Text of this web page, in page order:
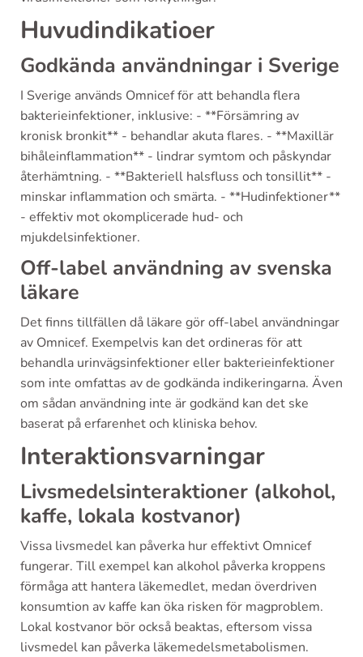
Huvudindikatioer
Godkända användningar i Sverige
I Sverige används Omnicef för att behandla flera
bakterieinfektioner, inklusive: - **Försämring av
kronisk bronkit** - behandlar akuta flares. - **Maxillär
bihåleinflammation** - lindrar symtom och påskyndar
återhämtning. - **Bakteriell halsfluss och tonsillit** -
minskar inflammation och smärta. - **Hudinfektioner**
- effektiv mot okomplicerade hud- och
mjukdelsinfektioner.
Off-label användning av svenska
läkare
Det finns tillfällen då läkare gör off-label användningar
av Omnicef. Exempelvis kan det ordineras för att
behandla urinvägsinfektioner eller bakterieinfektioner
som inte omfattas av de godkända indikeringarna. Även
om sådan användning inte är godkänd kan det ske
baserat på erfarenhet och kliniska behov.
Interaktionsvarningar
Livsmedelsinteraktioner (alkohol,
kaffe, lokala kostvanor)
Vissa livsmedel kan påverka hur effektivt Omnicef
fungerar. Till exempel kan alkohol påverka kroppens
förmåga att hantera läkemedlet, medan överdriven
konsumtion av kaffe kan öka risken för magproblem.
Lokal kostvanor bör också beaktas, eftersom vissa
livsmedel kan påverka läkemedelsmetabolismen.